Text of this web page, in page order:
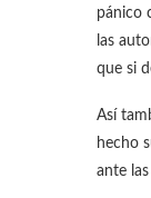
pánico
las
que si
Así
hecho
ante